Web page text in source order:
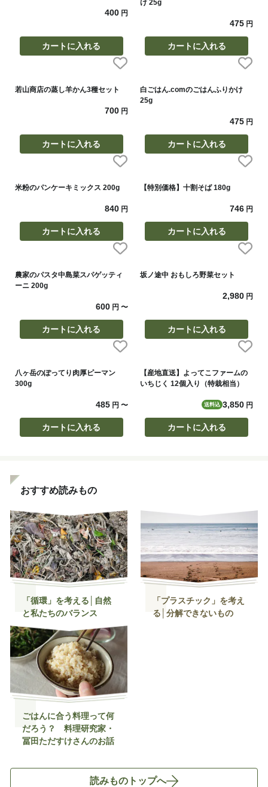
400円
カートに入れる
け 25g
475 円
カートに入れる
若山商店の蒸し羊かん3種セット
700円
カートに入れる
白ごはん.comのごはんふりかけ
25g
475 円
カートに入れる
米粉のパンケーキミックス 200g
840円
カートに入れる
【特別価格】十割そば 180g
746 円
カートに入れる
農家のパスタ中島菜スパゲッティ
ーニ 200g
600円 〜
カートに入れる
坂ノ途中 おもしろ野菜セット
2,980 円
カートに入れる
八ヶ岳のぽってり肉厚ピーマン
300g
485円 〜
カートに入れる
【産地直送】よってこファームの
いちじく 12個入り（特栽相当）
送料込 3,850 円
カートに入れる
おすすめ読みもの
「循環」を考える│自然
と私たちのバランス
「プラスチック」を考え
る│分解できないもの
ごはんに合う料理って何
だろう？ 料理研究家・
冨田ただすけさんのお話
読みものトップへ